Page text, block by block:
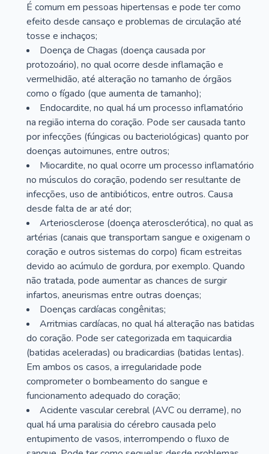
É comum em pessoas hipertensas e pode ter como
efeito desde cansaço e problemas de circulação até
tosse e inchaços;
Doença de Chagas (doença causada por
protozoário), no qual ocorre desde inflamação e
vermelhidão, até alteração no tamanho de órgãos
como o fígado (que aumenta de tamanho);
Endocardite, no qual há um processo inflamatório
na região interna do coração. Pode ser causada tanto
por infecções (fúngicas ou bacteriológicas) quanto por
doenças autoimunes, entre outros;
Miocardite, no qual ocorre um processo inflamatório
no músculos do coração, podendo ser resultante de
infecções, uso de antibióticos, entre outros. Causa
desde falta de ar até dor;
Arteriosclerose (doença aterosclerótica), no qual as
artérias (canais que transportam sangue e oxigenam o
coração e outros sistemas do corpo) ficam estreitas
devido ao acúmulo de gordura, por exemplo. Quando
não tratada, pode aumentar as chances de surgir
infartos, aneurismas entre outras doenças;
Doenças cardíacas congênitas;
Arritmias cardíacas, no qual há alteração nas batidas
do coração. Pode ser categorizada em taquicardia
(batidas aceleradas) ou bradicardias (batidas lentas).
Em ambos os casos, a irregularidade pode
comprometer o bombeamento do sangue e
funcionamento adequado do coração;
Acidente vascular cerebral (AVC ou derrame), no
qual há uma paralisia do cérebro causada pelo
entupimento de vasos, interrompendo o fluxo de